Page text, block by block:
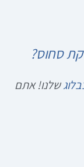
סחוס?
שלנו! אתם